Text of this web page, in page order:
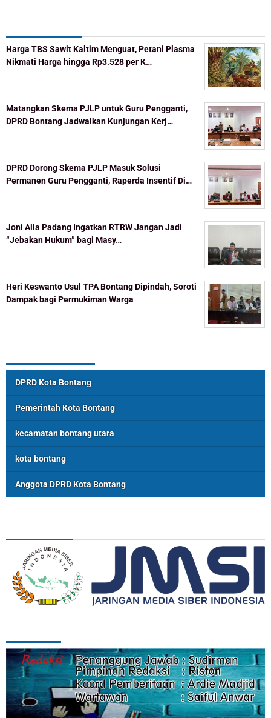
Harga TBS Sawit Kaltim Menguat, Petani Plasma
Nikmati Harga hingga Rp3.528 per K…
Matangkan Skema PJLP untuk Guru Pengganti,
DPRD Bontang Jadwalkan Kunjungan Kerj…
DPRD Dorong Skema PJLP Masuk Solusi
Permanen Guru Pengganti, Raperda Insentif Di…
Joni Alla Padang Ingatkan RTRW Jangan Jadi
“Jebakan Hukum” bagi Masy…
Heri Keswanto Usul TPA Bontang Dipindah, Soroti
Dampak bagi Permukiman Warga
DPRD Kota Bontang
Pemerintah Kota Bontang
kecamatan bontang utara
kota bontang
Anggota DPRD Kota Bontang